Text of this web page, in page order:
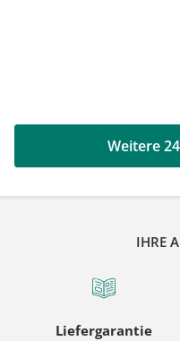
Weitere
IHRE
Liefergarantie